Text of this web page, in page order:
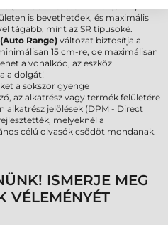
(1D kódok esetén min. 2,5 mil)
is bevethetőek, és maximális
tágabb, mint az SR típusoké.
Range) változat biztosítja a
15 cm-re, de maximálisan
a vonalkód, az eszköz
a dolgát!
a sokszor gyenge
az alkatrész vagy termék felületére
alkatrész jelölések (DPM - Direct
melyeknél a
célú olvasók csődöt mondanak.
ISMERJE MEG
VÉLEMÉNYÉT